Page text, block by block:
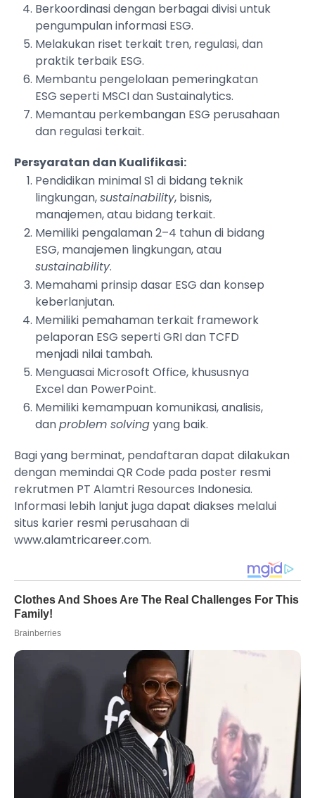
Berkoordinasi dengan berbagai divisi untuk
pengumpulan informasi ESG.
Melakukan riset terkait tren, regulasi, dan
praktik terbaik ESG.
Membantu pengelolaan pemeringkatan
ESG seperti MSCI dan Sustainalytics.
Memantau perkembangan ESG perusahaan
dan regulasi terkait.
Persyaratan dan Kualifikasi:
Pendidikan minimal S1 di bidang teknik
lingkungan,sustainability, bisnis,
manajemen, atau bidang terkait.
Memiliki pengalaman 2–4 tahun di bidang
ESG, manajemen lingkungan, atau
sustainability.
Memahami prinsip dasar ESG dan konsep
keberlanjutan.
Memiliki pemahaman terkait framework
pelaporan ESG seperti GRI dan TCFD
menjadi nilai tambah.
Menguasai Microsoft Office, khususnya
Excel dan PowerPoint.
Memiliki kemampuan komunikasi, analisis,
danproblem solvingyang baik.
Bagi yang berminat, pendaftaran dapat dilakukan
dengan memindai QR Code pada poster resmi
rekrutmen PT Alamtri Resources Indonesia.
Informasi lebih lanjut juga dapat diakses melalui
situs karier resmi perusahaan di
www.alamtricareer.com.